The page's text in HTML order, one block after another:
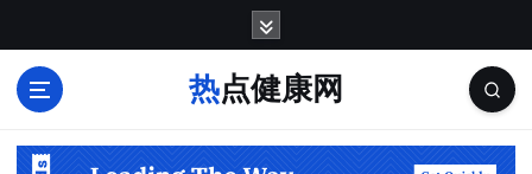
热点健康网